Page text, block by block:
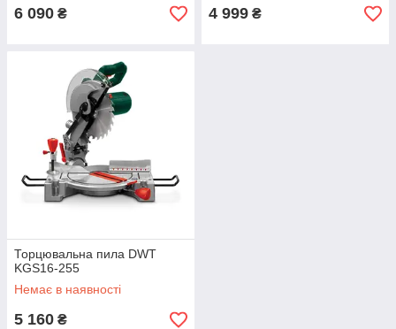
6 090 ₴ 4 999 ₴
Торцювальна пила DWT
KGS16-255
Немає в наявності
5 160 ₴